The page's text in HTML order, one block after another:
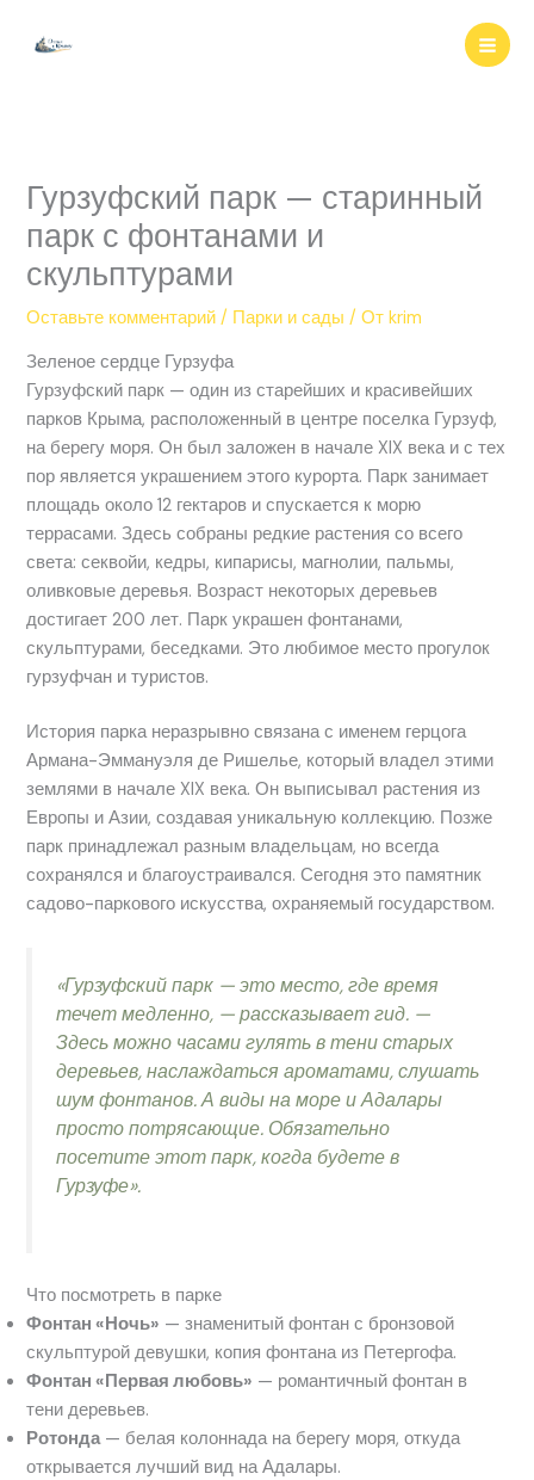
Гурзуфский парк — старинный
парк с фонтанами и
скульптурами
Оставьте комментарий / Парки и сады / Отkrim
Зеленое сердце Гурзуфа
Гурзуфский парк — один из старейших и красивейших
парков Крыма, расположенный в центре поселка Гурзуф,
на берегу моря. Он был заложен в начале XIX века и с тех
пор является украшением этого курорта. Парк занимает
площадь около 12 гектаров и спускается к морю
террасами. Здесь собраны редкие растения со всего
света: секвойи, кедры, кипарисы, магнолии, пальмы,
оливковые деревья. Возраст некоторых деревьев
достигает 200 лет. Парк украшен фонтанами,
скульптурами, беседками. Это любимое место прогулок
гурзуфчан и туристов.
История парка неразрывно связана с именем герцога
Армана-Эммануэля де Ришелье, который владел этими
землями в начале XIX века. Он выписывал растения из
Европы и Азии, создавая уникальную коллекцию. Позже
парк принадлежал разным владельцам, но всегда
сохранялся и благоустраивался. Сегодня это памятник
садово-паркового искусства, охраняемый государством.
«Гурзуфский парк — это место, где время
течет медленно, — рассказывает гид. —
Здесь можно часами гулять в тени старых
деревьев, наслаждаться ароматами, слушать
шум фонтанов. А виды на море и Адалары
просто потрясающие. Обязательно
посетите этот парк, когда будете в
Гурзуфе».
Что посмотреть в парке
Фонтан «Ночь» — знаменитый фонтан с бронзовой
скульптурой девушки, копия фонтана из Петергофа.
Фонтан «Первая любовь» — романтичный фонтан в
тени деревьев.
Ротонда— белая колоннада на берегу моря, откуда
открывается лучший вид на Адалары.